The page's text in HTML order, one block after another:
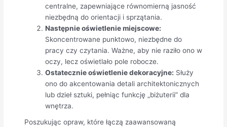
centralne, zapewniające równomierną jasność
niezbędną do orientacji i sprzątania.
Następnie oświetlenie miejscowe:
Skoncentrowane punktowo, niezbędne do
pracy czy czytania. Ważne, aby nie raziło ono w
oczy, lecz oświetlało pole robocze.
Ostatecznie oświetlenie dekoracyjne: Służy
ono do akcentowania detali architektonicznych
lub dzieł sztuki, pełniąc funkcję „biżuterii” dla
wnętrza.
Poszukując opraw, które łączą zaawansowaną